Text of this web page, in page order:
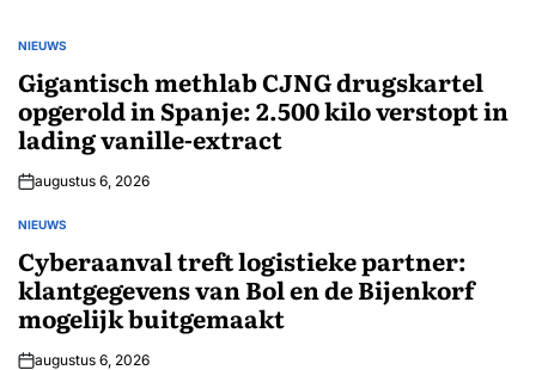
GEPLAATST
NIEUWS
Gigantisch methlab CJNG drugskartel
opgerold in Spanje: 2.500 kilo verstopt in
lading vanille-extract
augustus 6, 2026
GEPLAATST
NIEUWS
Cyberaanval treft logistieke partner:
klantgegevens van Bol en de Bijenkorf
mogelijk buitgemaakt
augustus 6, 2026